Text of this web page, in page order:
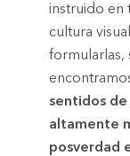
instruido en
cultura
sentidos de
altamente
posverdad